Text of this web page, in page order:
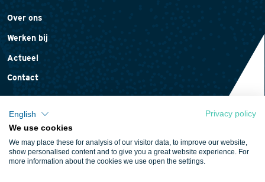
Over ons
Werken bij
Actueel
Contact
Cookieverklaring
Algemene voorwaarden
English
Privacy policy
We use cookies
We may place these for analysis of our visitor data, to improve our website,
show personalised content and to give you a great website experience. For
more information about the cookies we use open the settings.